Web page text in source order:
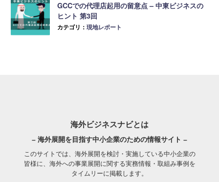
GCCでの代理店起用の留意点 – 中東ビジネスの
ヒント 第3回
カテゴリ：現地レポート
海外ビジネスナビとは
– 海外展開を目指す中小企業のための情報サイト –
このサイトでは、海外展開を検討・実施している中小企業の
皆様に、海外への事業展開に関する実務情報・取組み事例を
タイムリーに掲載します。